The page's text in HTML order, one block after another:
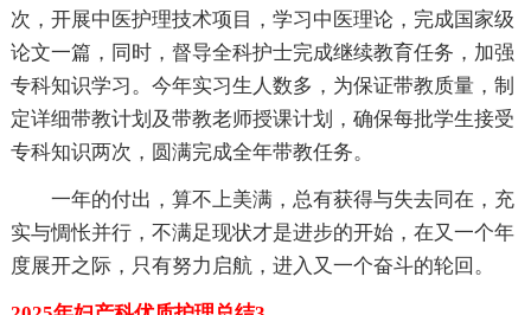
次，开展中医护理技术项目，学习中医理论，完成国家级
论文一篇，同时，督导全科护士完成继续教育任务，加强
专科知识学习。今年实习生人数多，为保证带教质量，制
定详细带教计划及带教老师授课计划，确保每批学生接受
专科知识两次，圆满完成全年带教任务。
一年的付出，算不上美满，总有获得与失去同在，充
实与惆怅并行，不满足现状才是进步的开始，在又一个年
度展开之际，只有努力启航，进入又一个奋斗的轮回。